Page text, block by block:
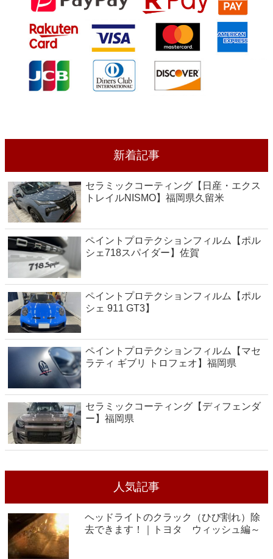
新着記事
セラミックコーティング【日産・エクス
トレイルNISMO】福岡県久留米
ペイントプロテクションフィルム【ポル
シェ718スパイダー】佐賀
ペイントプロテクションフィルム【ポル
シェ 911 GT3】
ペイントプロテクションフィルム【マセ
ラティ ギブリ トロフェオ】福岡県
セラミックコーティング【ディフェンダ
ー】福岡県
人気記事
ヘッドライトのクラック（ひび割れ）除
去できます！｜トヨタ ウィッシュ編～